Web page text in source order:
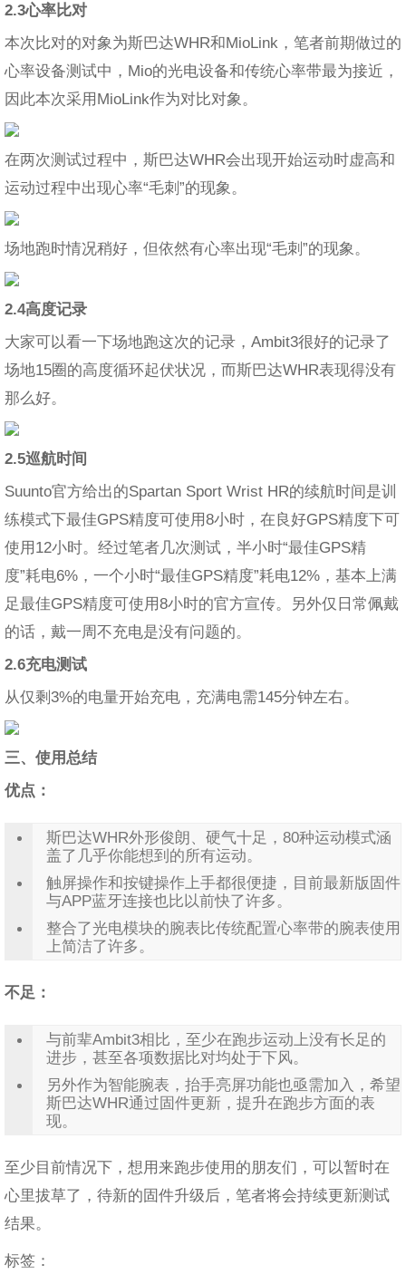
2.3心率比对
本次比对的对象为斯巴达WHR和MioLink，笔者前期做过的
心率设备测试中，Mio的光电设备和传统心率带最为接近，
因此本次采用MioLink作为对比对象。
在两次测试过程中，斯巴达WHR会出现开始运动时虚高和
运动过程中出现心率“毛刺”的现象。
场地跑时情况稍好，但依然有心率出现“毛刺”的现象。
2.4高度记录
大家可以看一下场地跑这次的记录，Ambit3很好的记录了
场地15圈的高度循环起伏状况，而斯巴达WHR表现得没有
那么好。
2.5巡航时间
Suunto官方给出的Spartan Sport Wrist HR的续航时间是训
练模式下最佳GPS精度可使用8小时，在良好GPS精度下可
使用12小时。经过笔者几次测试，半小时“最佳GPS精
度”耗电6%，一个小时“最佳GPS精度”耗电12%，基本上满
足最佳GPS精度可使用8小时的官方宣传。另外仅日常佩戴
的话，戴一周不充电是没有问题的。
2.6充电测试
从仅剩3%的电量开始充电，充满电需145分钟左右。
三、使用总结
优点：
斯巴达WHR外形俊朗、硬气十足，80种运动模式涵
盖了几乎你能想到的所有运动。
触屏操作和按键操作上手都很便捷，目前最新版固件
与APP蓝牙连接也比以前快了许多。
整合了光电模块的腕表比传统配置心率带的腕表使用
上简洁了许多。
不足：
与前辈Ambit3相比，至少在跑步运动上没有长足的
进步，甚至各项数据比对均处于下风。
另外作为智能腕表，抬手亮屏功能也亟需加入，希望
斯巴达WHR通过固件更新，提升在跑步方面的表
现。
至少目前情况下，想用来跑步使用的朋友们，可以暂时在
心里拔草了，待新的固件升级后，笔者将会持续更新测试
结果。
标签：